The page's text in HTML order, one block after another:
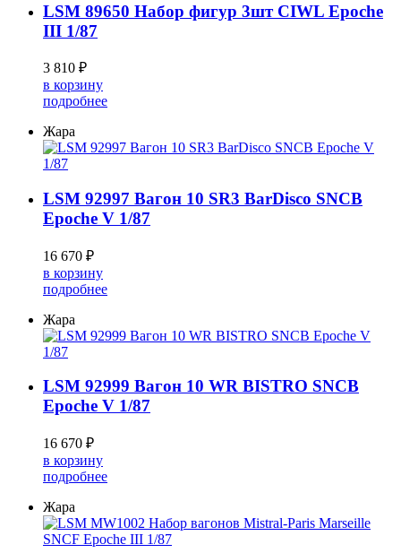
LSM 89650 Набор фигур 3шт CIWL Epoche
III 1/87
3 810 ₽
в корзину
подробнее
Жара
LSM 92997 Вагон 10 SR3 BarDisco SNCB
Epoche V 1/87
16 670 ₽
в корзину
подробнее
Жара
LSM 92999 Вагон 10 WR BISTRO SNCB
Epoche V 1/87
16 670 ₽
в корзину
подробнее
Жара